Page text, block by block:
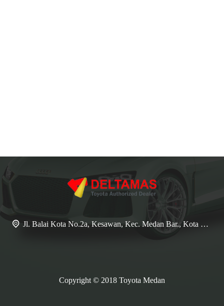
Jl. Balai Kota No.2a, Kesawan, Kec. Medan Bar., Kota Medan, Sumatera Utara 20111
Copyright © 2018 Toyota Medan